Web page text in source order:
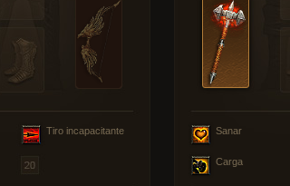
Tiro incapacitante Sanar
Carga